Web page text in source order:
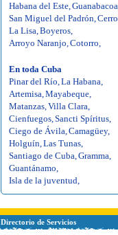
Habana del Este Guanabacoa
San Miguel del Padrón Cerro
La Lisa Boyeros
Arroyo Naranjo Cotorro
En toda Cuba
Pinar del Río La Habana
Artemisa Mayabeque
Matanzas Villa Clara
Cienfuegos Sancti Spíritus
Ciego de Ávila Camagüey,
Holguín Las Tunas
Santiago de Cuba Gramma
Guantánamo
Isla de la juventud
Directorio de Servicios